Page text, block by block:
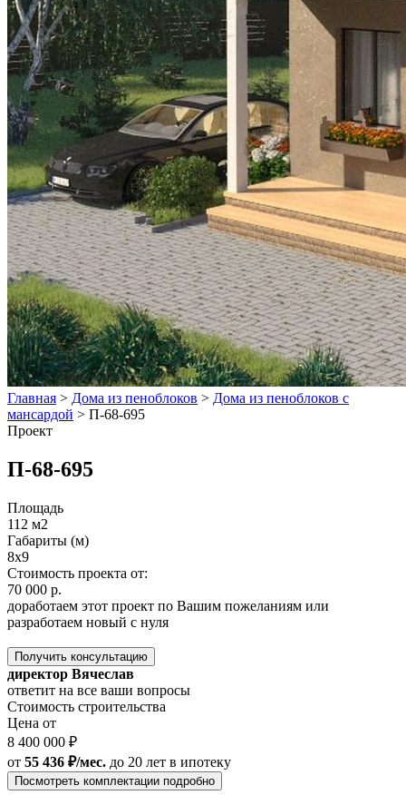
Главная > Дома из пеноблоков > Дома из пеноблоков с
мансардой > П-68-695
Проект
П-68-695
Площадь
112 м2
Габариты (м)
8x9
Стоимость проекта от:
70 000 р.
доработаем этот проект по Вашим пожеланиям или
разработаем новый с нуля
Получить консультацию
директор Вячеслав
ответит на все ваши вопросы
Стоимость строительства
Цена от
8 400 000 ₽
от 55 436 ₽/мес. до 20 лет в ипотеку
Посмотреть комплектации подробно